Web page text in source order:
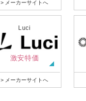
> メーカーサイトへ
Luci
激安特価
> メーカーサイトへ